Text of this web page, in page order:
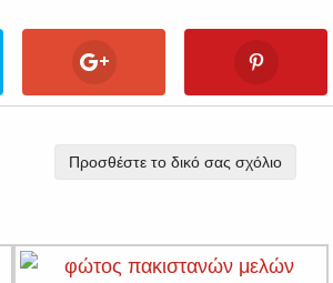
Προσθέστε το δικό σας σχόλιο